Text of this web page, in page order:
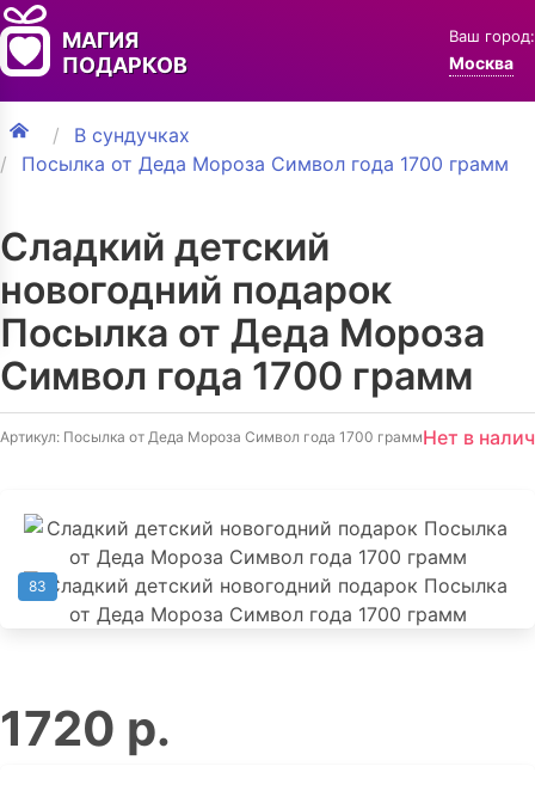
МАГИЯ
ПОДАРКОВ
Ваш город:
Москва
В сундучках
Посылка от Деда Мороза Символ года 1700 грамм
Сладкий детский
новогодний подарок
Посылка от Деда Мороза
Символ года 1700 грамм
Артикул: Посылка от Деда Мороза Символ года 1700 граммНет в
83
1720 р.